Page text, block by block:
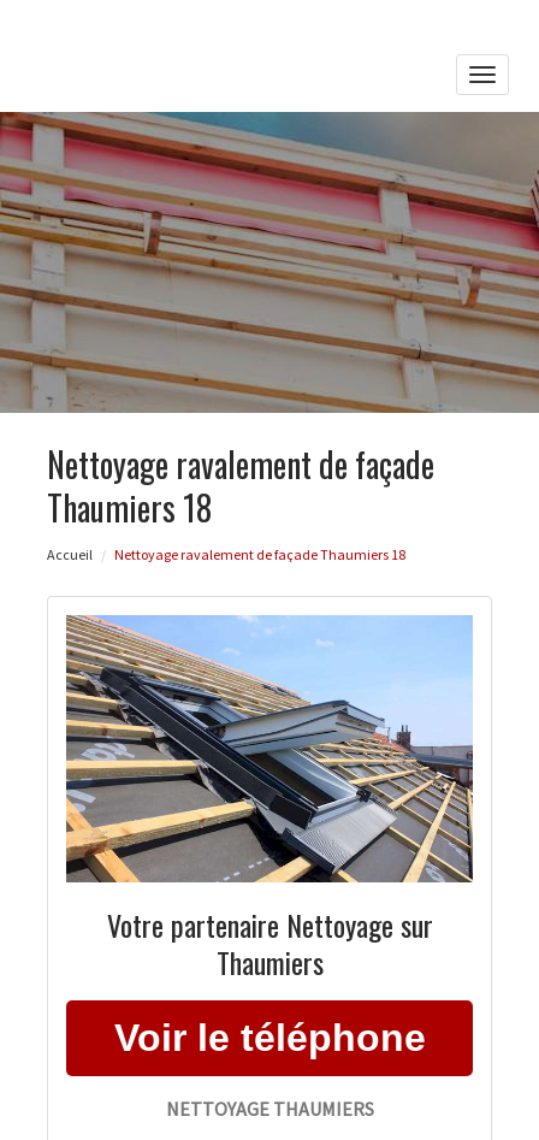
Toggle
Nettoyage ravalement de façade
Thaumiers 18
Accueil Nettoyage ravalement de façade Thaumiers 18
Votre partenaire Nettoyage sur
Thaumiers
NETTOYAGE THAUMIERS